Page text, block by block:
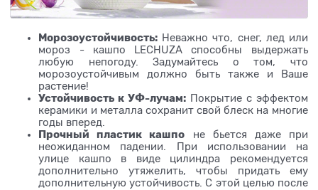
Морозоустойчивость: Неважно что, снег, лед или
мороз - кашпо LECHUZA способны выдержать
любую непогоду. Задумайтесь о том, что
морозоустойчивым должно быть также и Ваше
растение!
Устойчивость к УФ-лучам: Покрытие с эффектом
керамики и металла сохранит свой блеск на многие
годы вперед.
Прочный пластик кашпо не бьется даже при
неожиданном падении. При использовании на
улице кашпо в виде цилиндра рекомендуется
дополнительно утяжелить, чтобы придать ему
дополнительную устойчивость. С этой целью после